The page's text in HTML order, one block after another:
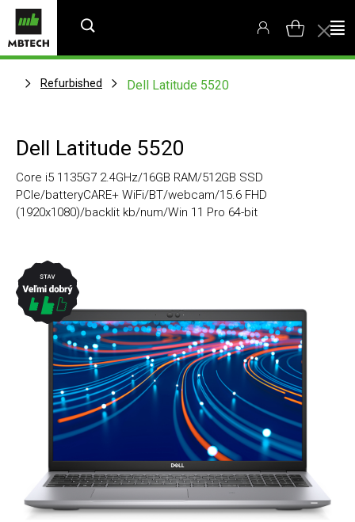
Refurbished Dell Latitude 5520
Dell Latitude 5520
Core i5 1135G7 2.4GHz/16GB RAM/512GB SSD
PCIe/batteryCARE+ WiFi/BT/webcam/15.6 FHD
(1920x1080)/backlit kb/num/Win 11 Pro 64-bit